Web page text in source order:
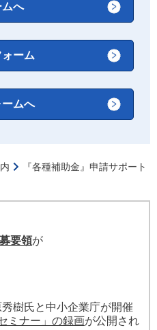
へ
ーム
ムへ
『各種補助金』申請サポート
要領が
樹氏と中小企業庁が開催
ミナー」の録画が公開され